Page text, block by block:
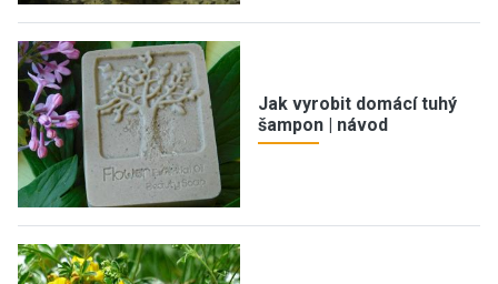
Jak vyrobit domácí tuhý
šampon | návod